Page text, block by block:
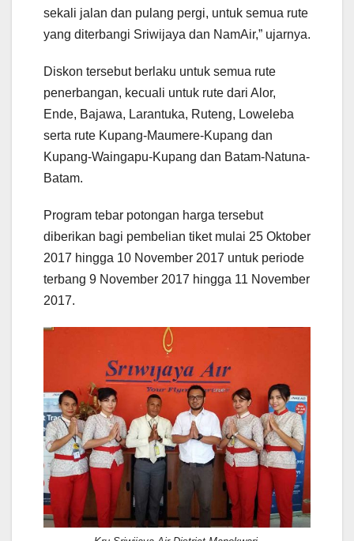
sekali jalan dan pulang pergi, untuk semua rute
yang diterbangi Sriwijaya dan NamAir,” ujarnya.
Diskon tersebut berlaku untuk semua rute
penerbangan, kecuali untuk rute dari Alor,
Ende, Bajawa, Larantuka, Ruteng, Loweleba
serta rute Kupang-Maumere-Kupang dan
Kupang-Waingapu-Kupang dan Batam-Natuna-
Batam.
Program tebar potongan harga tersebut
diberikan bagi pembelian tiket mulai 25 Oktober
2017 hingga 10 November 2017 untuk periode
terbang 9 November 2017 hingga 11 November
2017.